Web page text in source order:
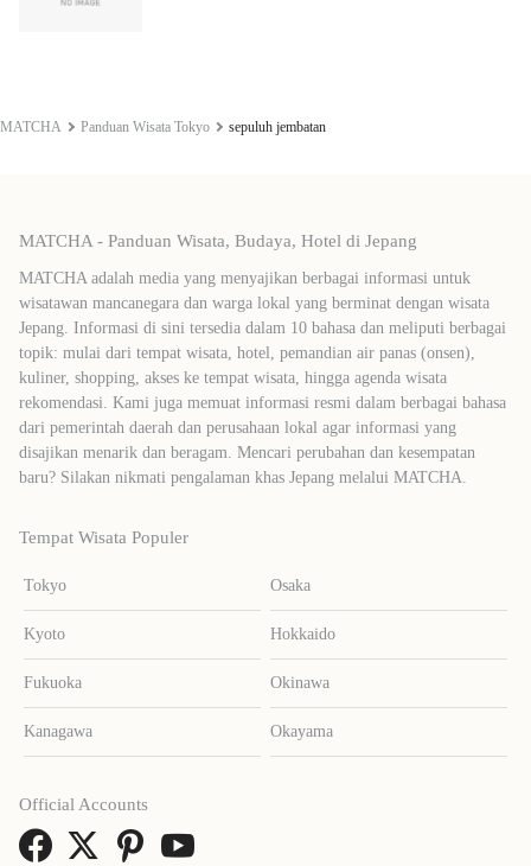
MATCHA Panduan Wisata Tokyo sepuluh jembatan
MATCHA - Panduan Wisata, Budaya, Hotel di Jepang
MATCHA adalah media yang menyajikan berbagai informasi untuk
wisatawan mancanegara dan warga lokal yang berminat dengan wisata
Jepang. Informasi di sini tersedia dalam 10 bahasa dan meliputi berbagai
topik: mulai dari tempat wisata, hotel, pemandian air panas (onsen),
kuliner, shopping, akses ke tempat wisata, hingga agenda wisata
rekomendasi. Kami juga memuat informasi resmi dalam berbagai bahasa
dari pemerintah daerah dan perusahaan lokal agar informasi yang
disajikan menarik dan beragam. Mencari perubahan dan kesempatan
baru? Silakan nikmati pengalaman khas Jepang melalui MATCHA.
Tempat Wisata Populer
Tokyo Osaka
Kyoto Hokkaido
Fukuoka Okinawa
Kanagawa Okayama
Official Accounts